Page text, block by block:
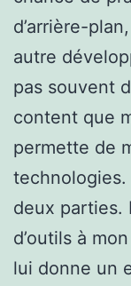
d’arrière-
autre
pas souvent
content que
permette de
deux parties.
d’outils à
lui donne un